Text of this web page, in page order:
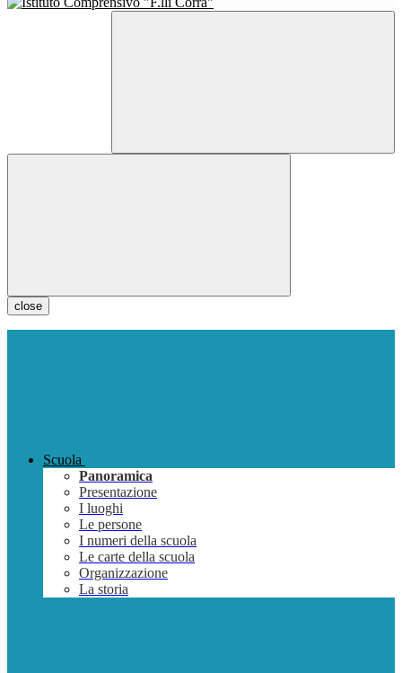
close
Scuola
Panoramica
Presentazione
I luoghi
Le persone
I numeri della scuola
Le carte della scuola
Organizzazione
La storia